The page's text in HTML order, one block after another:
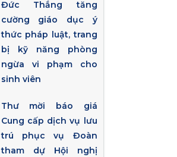
Đức Thắng tăng
cường giáo dục ý
thức pháp luật, trang
bị kỹ năng phòng
ngừa vi phạm cho
sinh viên
Thư mời báo giá
Cung cấp dịch vụ lưu
trú phục vụ Đoàn
tham dự Hội nghị